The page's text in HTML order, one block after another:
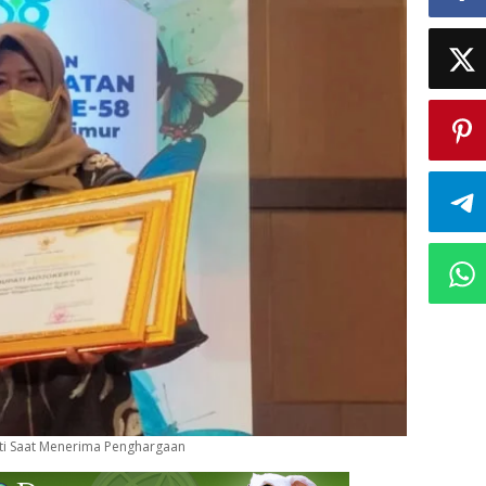
Saat Menerima Penghargaan